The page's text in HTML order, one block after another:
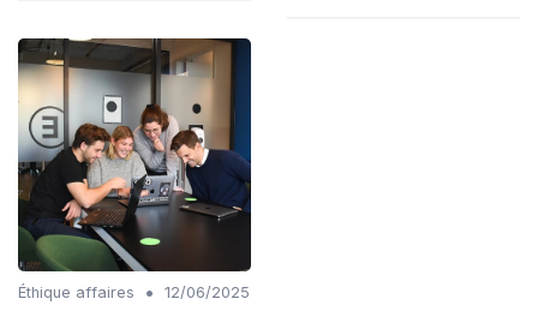
Éthique affaires •
12/06/2025